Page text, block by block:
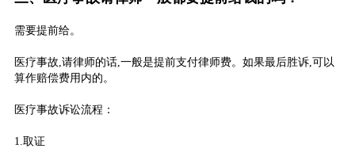
需要提前给。
医疗事故,请律师的话,一般是提前支付律师费。如果最后胜诉,可以
算作赔偿费用内的。
医疗事故诉讼流程：
1.取证